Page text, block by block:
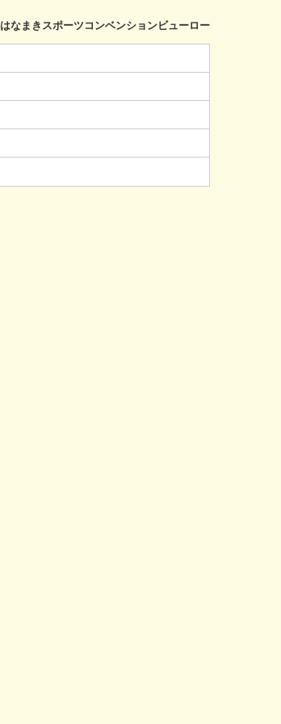
はなまきスポーツコンベンションビューロー